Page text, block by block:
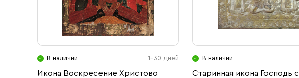
В наличии 1-30 дней
Икона Воскресение Христово
В наличии
Старинная икона Господь с